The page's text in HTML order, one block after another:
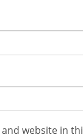
and website in